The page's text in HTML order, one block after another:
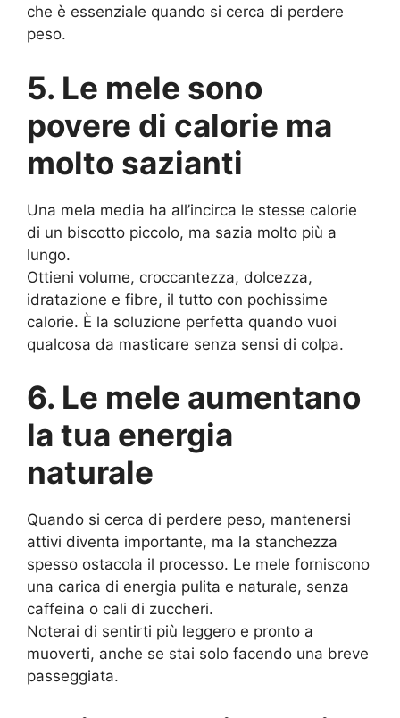
che è essenziale quando si cerca di perdere
peso.
5. Le mele sono
povere di calorie ma
molto sazianti
Una mela media ha all’incirca le stesse calorie
di un biscotto piccolo, ma sazia molto più a
lungo.
Ottieni volume, croccantezza, dolcezza,
idratazione e fibre, il tutto con pochissime
calorie. È la soluzione perfetta quando vuoi
qualcosa da masticare senza sensi di colpa.
6. Le mele aumentano
la tua energia
naturale
Quando si cerca di perdere peso, mantenersi
attivi diventa importante, ma la stanchezza
spesso ostacola il processo. Le mele forniscono
una carica di energia pulita e naturale, senza
caffeina o cali di zuccheri.
Noterai di sentirti più leggero e pronto a
muoverti, anche se stai solo facendo una breve
passeggiata.